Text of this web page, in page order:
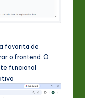
favorita de
o frontend. O
funcional